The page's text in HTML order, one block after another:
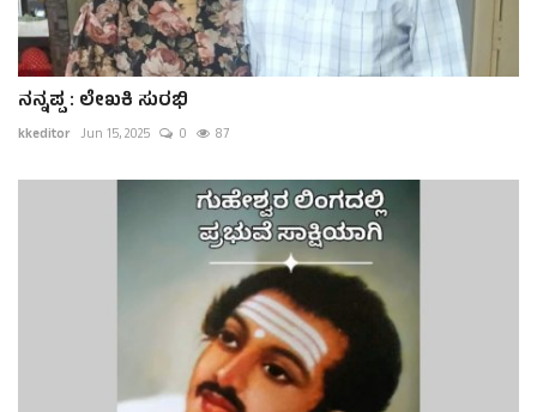
ನನ್ನಪ್ಪ : ಲೇಖಕಿ ಸುರಭಿ
kkeditor Jun 15, 2025 0 87